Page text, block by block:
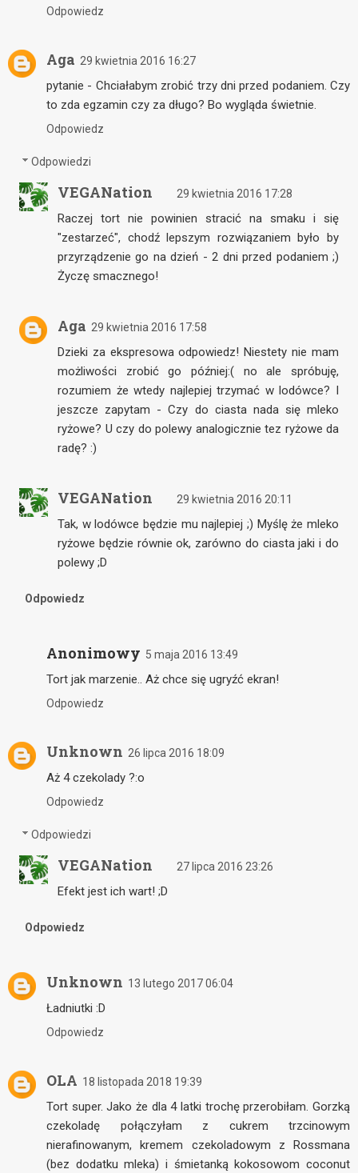
Odpowiedz
Aga 29 kwietnia 2016 16:27
pytanie - Chciałabym zrobić trzy dni przed podaniem. Czy
to zda egzamin czy za długo? Bo wygląda świetnie.
Odpowiedz
Odpowiedzi
VEGANation 29 kwietnia 2016 17:28
Raczej tort nie powinien stracić na smaku i się
"zestarzeć", chodź lepszym rozwiązaniem było by
przyrządzenie go na dzień - 2 dni przed podaniem ;)
Życzę smacznego!
Aga 29 kwietnia 2016 17:58
Dzieki za ekspresowa odpowiedz! Niestety nie mam
możliwości zrobić go później:( no ale spróbuję,
rozumiem że wtedy najlepiej trzymać w lodówce? I
jeszcze zapytam - Czy do ciasta nada się mleko
ryżowe? U czy do polewy analogicznie tez ryżowe da
radę? :)
VEGANation 29 kwietnia 2016 20:11
Tak, w lodówce będzie mu najlepiej ;) Myślę że mleko
ryżowe będzie równie ok, zarówno do ciasta jaki i do
polewy ;D
Odpowiedz
Anonimowy 5 maja 2016 13:49
Tort jak marzenie.. Aż chce się ugryźć ekran!
Odpowiedz
Unknown 26 lipca 2016 18:09
Aż 4 czekolady ?:o
Odpowiedz
Odpowiedzi
VEGANation 27 lipca 2016 23:26
Efekt jest ich wart! ;D
Odpowiedz
Unknown 13 lutego 2017 06:04
Ładniutki :D
Odpowiedz
OLA 18 listopada 2018 19:39
Tort super. Jako że dla 4 latki trochę przerobiłam. Gorzką
czekoladę połączyłam z cukrem trzcinowym
nierafinowanym, kremem czekoladowym z Rossmana
(bez dodatku mleka) i śmietanką kokosowom coconut